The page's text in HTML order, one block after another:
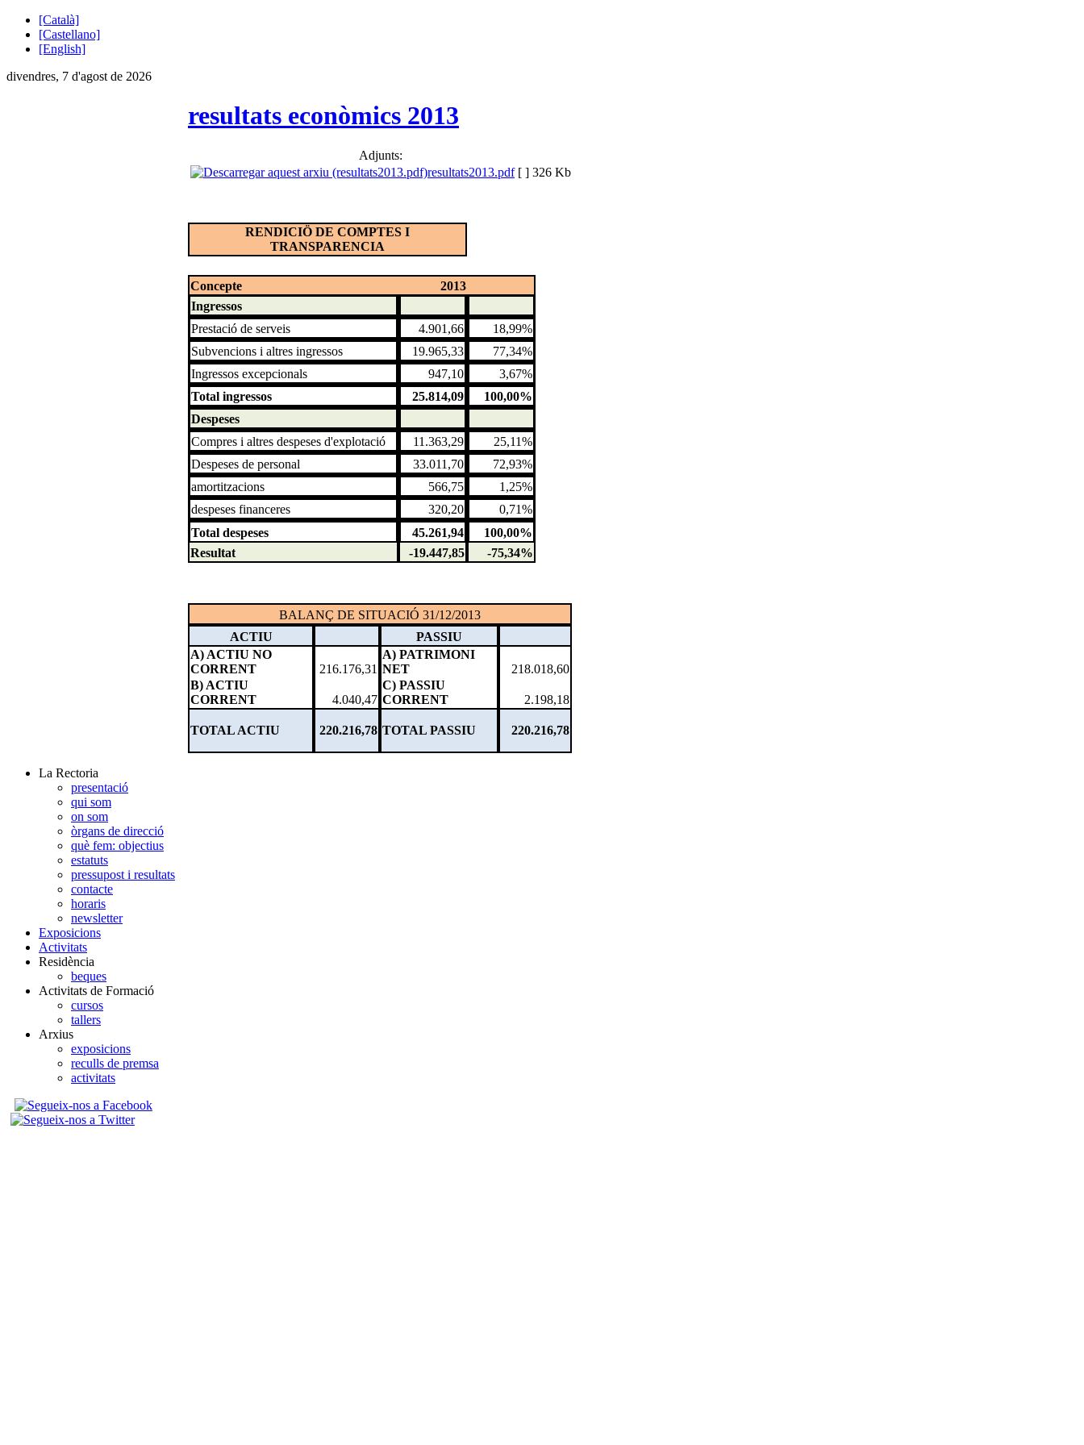
[Català]
[Castellano]
[English]
divendres, 7 d'agost de 2026
resultats econòmics 2013
Adjunts:
resultats2013.pdf [ ] 326 Kb
RENDICIÖ DE COMPTES I
TRANSPARENCIA
Concepte
2013
Ingressos
Prestació de serveis
4.901,66
18,99%
Subvencions i altres ingressos
19.965,33
77,34%
Ingressos excepcionals
947,10
3,67%
Total ingressos
25.814,09
100,00%
Despeses
Compres i altres despeses d'explotació
11.363,29
25,11%
Despeses de personal
33.011,70
72,93%
amortitzacions
566,75
1,25%
despeses financeres
320,20
0,71%
Total despeses
45.261,94
100,00%
Resultat
-19.447,85 -75,34%
BALANÇ DE SITUACIÓ 31/12/2013
ACTIU
PASSIU
A) ACTIU NO
CORRENT
216.176,31
A) PATRIMONI
NET
218.018,60
B) ACTIU
CORRENT
4.040,47
C) PASSIU
CORRENT
2.198,18
TOTAL ACTIU 220.216,78 TOTAL PASSIU 220.216,78
La Rectoria
presentació
qui som
on som
òrgans de direcció
què fem: objectius
estatuts
pressupost i resultats
contacte
horaris
newsletter
Exposicions
Activitats
Residència
beques
Activitats de Formació
cursos
tallers
Arxius
exposicions
reculls de premsa
activitats